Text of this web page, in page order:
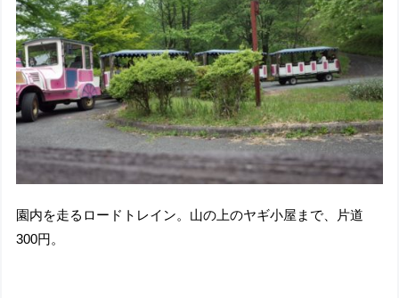
園内を走るロードトレイン。山の上のヤギ小屋まで、片道
300円。